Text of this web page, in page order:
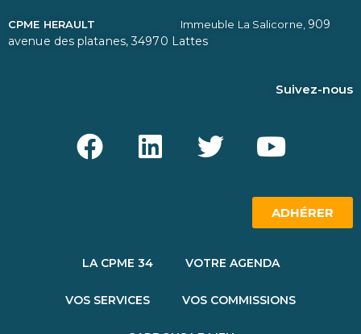
CPME HERAULT Immeuble La Salicorne, 909
avenue des platanes,34970 Lattes
Suivez-nous
ADHÉRER
LA CPME 34 VOTRE AGENDA
VOS SERVICES VOS COMMISSIONS